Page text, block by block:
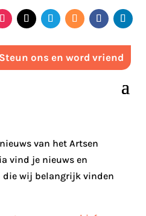
Steun ons en word vriend
van het Artsen
vind je nieuws en
die wij belangrijk vinden